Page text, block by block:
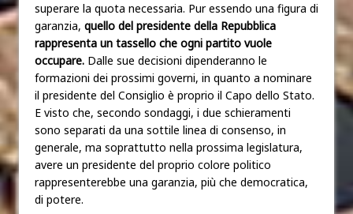
superare la quota necessaria. Pur essendo una figura di
garanzia, quello del presidente della Repubblica
rappresenta un tassello che ogni partito vuole
occupare. Dalle sue decisioni dipenderanno le
formazioni dei prossimi governi, in quanto a nominare
il presidente del Consiglio è proprio il Capo dello Stato.
E visto che, secondo sondaggi, i due schieramenti
sono separati da una sottile linea di consenso, in
generale, ma soprattutto nella prossima legislatura,
avere un presidente del proprio colore politico
rappresenterebbe una garanzia, più che democratica,
di potere.